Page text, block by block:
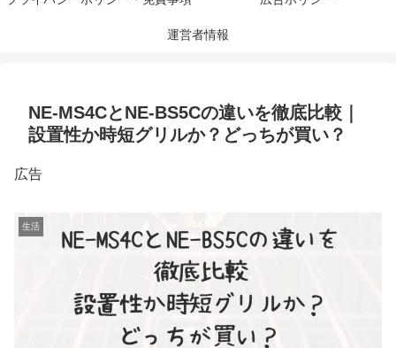
運営者情報
NE-MS4CとNE-BS5Cの違いを徹底比較｜
設置性か時短グリルか？どっちが買い？
広告
生活